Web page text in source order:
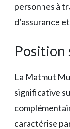
personnes à
d’assurance
Position
La Matmut
significative
caractérise